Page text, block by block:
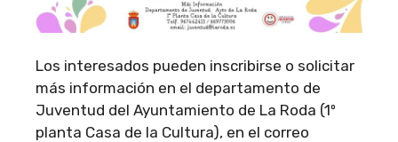
Los interesados pueden inscribirse o solicitar
más información en el departamento de
Juventud del Ayuntamiento de La Roda (1º
planta Casa de la Cultura), en el correo